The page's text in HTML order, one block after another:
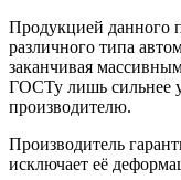
Продукцией данного
различного типа
заканчивая
ГОСТу лишь сильнее
производителю.
Производитель
исключает её